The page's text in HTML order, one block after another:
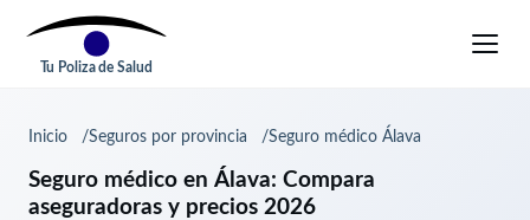
Tu Poliza de Salud
Inicio Seguros por provincia Seguro médico Álava
Seguro médico en Álava: Compara
aseguradoras y precios 2026